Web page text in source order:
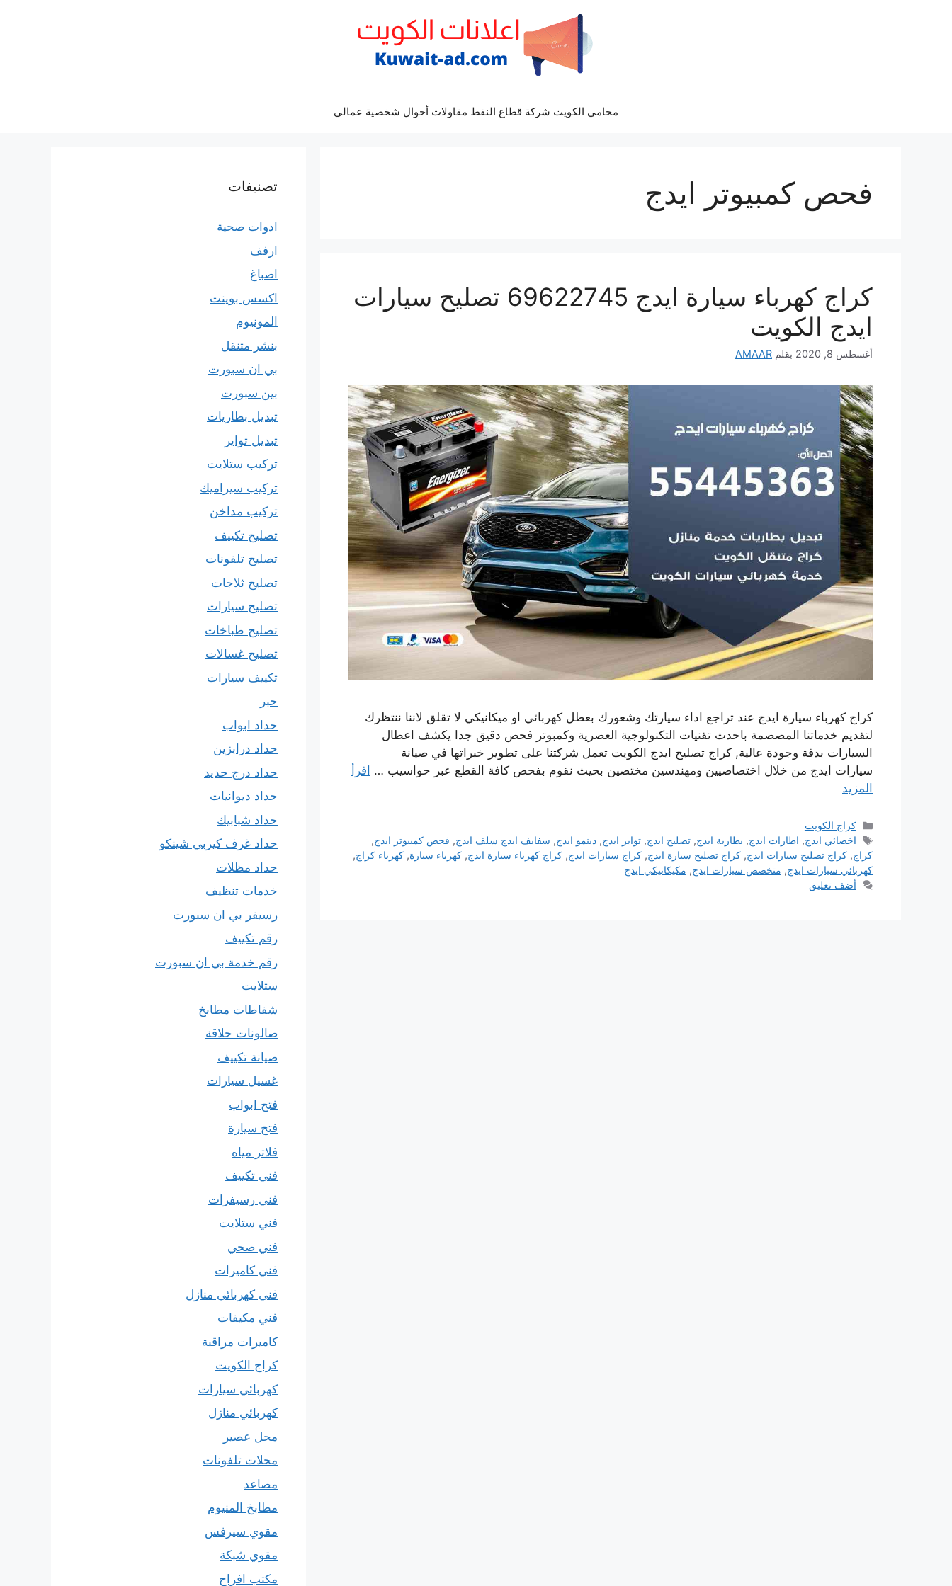
محامي الكويت شركة قطاع النفط مقاولات أحوال شخصية عمالي
فحص كمبيوتر ايدج
كراج كهرباء سيارة ايدج 69622745 تصليح سيارات
ايدج الكويت
أغسطس 8, 2020 بقلم AMAAR
كراج كهرباء سيارة ايدج عند تراجع اداء سيارتك وشعورك بعطل كهربائي او ميكانيكي لا تقلق لاننا ننتظرك
لتقديم خدماتنا المصصمة باحدث تقنيات التكنولوجية العصرية وكمبوتر فحص دقيق جدا يكشف اعطال
السيارات بدقة وجودة عالية, كراج تصليح ايدج الكويت تعمل شركتنا على تطوير خبراتها في صيانة
سيارات ايدج من خلال اختصاصيين ومهندسين مختصين بحيث نقوم بفحص كافة القطع عبر حواسيب … اقرأ
المزيد
التصنيفات
كراج الكويت
الوسوم
اخصائي ايدج, اطارات ايدج, بطارية ايدج,تصليح ايدج,تواير ايدج,دينمو ايدج, سفايف ايدج سلف ايدج, فحص كمبيوتر ايدج,
كراج, كراج تصليح سيارات ايدج, كراج تصليح سيارة ايدج, كراج سيارات ايدج, كراج كهرباء سيارة ايدج, كهرباء سيارة, كهرباء كراج,
كهربائي سيارات ايدج, متخصص سيارات ايدج, مكيكانيكي ايدج
أضف تعليق
تصنيفات
ادوات صحية
ارفف
اصباغ
اكسس بوينت
المونيوم
بنشر متنقل
بي ان سبورت
بين سبورت
تبديل بطاريات
تبديل تواير
تركيب ستلايت
تركيب سيراميك
تركيب مداخن
تصليح تكييف
تصليح تلفونات
تصليح ثلاجات
تصليح سيارات
تصليح طباخات
تصليح غسالات
تكييف سيارات
حبر
حداد ابواب
حداد درابزين
حداد درج حديد
حداد ديوانيات
حداد شبابيك
حداد غرف كيربي شينكو
حداد مظلات
خدمات تنظيف
رسيفر بي ان سبورت
رقم تكييف
رقم خدمة بي ان سبورت
ستلايت
شفاطات مطابخ
صالونات حلاقة
صيانة تكييف
غسيل سيارات
فتح ابواب
فتح سيارة
فلاتر مياه
فني تكييف
فني رسيفرات
فني ستلايت
فني صحي
فني كاميرات
فني كهربائي منازل
فني مكيفات
كاميرات مراقبة
كراج الكويت
كهربائي سيارات
كهربائي منازل
محل عصير
محلات تلفونات
مصاعد
مطابخ المنيوم
مقوي سيرفس
مقوي شبكة
مكتب افراح